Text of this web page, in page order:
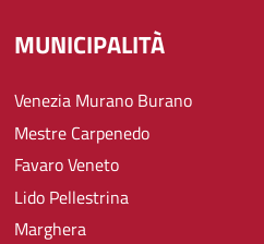
MUNICIPALITÀ
Venezia Murano Burano
Mestre Carpenedo
Favaro Veneto
Lido Pellestrina
Marghera